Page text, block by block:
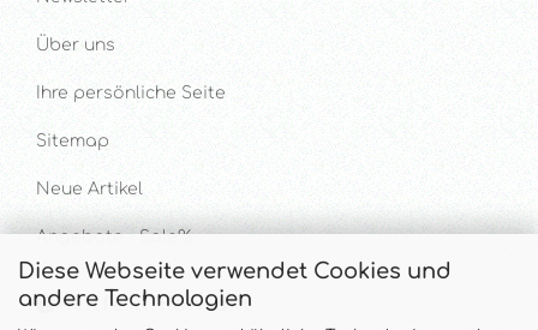
Diese Webseite verwendet Cookies und
andere Technologien
Über uns
Ihre persönliche Seite
Sitemap
Neue Artikel
Angebote - Sale%
Hilfe & Kontakt